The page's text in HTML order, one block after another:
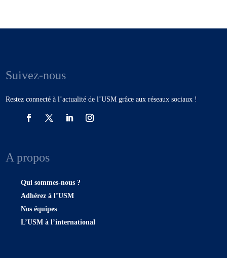
Suivez-nous
Restez connecté à l’actualité de l’USM grâce aux réseaux sociaux !
A propos
Qui sommes-nous ?
Adhérez à l’USM
Nos équipes
L’USM à l’international